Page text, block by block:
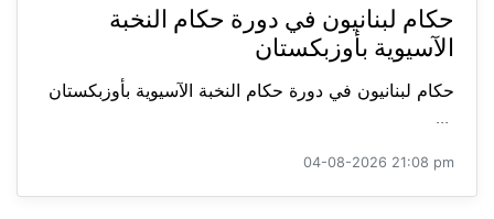
حكام لبنانيون في دورة حكام النخبة
الآسيوية بأوزبكستان
حكام لبنانيون في دورة حكام النخبة الآسيوية بأوزبكستان
...
04-08-2026 21:08 pm